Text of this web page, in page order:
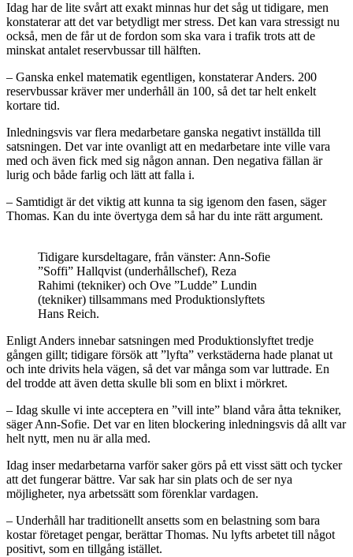
Idag har de lite svårt att exakt minnas hur det såg ut tidigare, men
konstaterar att det var betydligt mer stress. Det kan vara stressigt nu
också, men de får ut de fordon som ska vara i trafik trots att de
minskat antalet reservbussar till hälften.
– Ganska enkel matematik egentligen, konstaterar Anders. 200
reservbussar kräver mer underhåll än 100, så det tar helt enkelt
kortare tid.
Inledningsvis var flera medarbetare ganska negativt inställda till
satsningen. Det var inte ovanligt att en medarbetare inte ville vara
med och även fick med sig någon annan. Den negativa fällan är
lurig och både farlig och lätt att falla i.
– Samtidigt är det viktig att kunna ta sig igenom den fasen, säger
Thomas. Kan du inte övertyga dem så har du inte rätt argument.
Tidigare kursdeltagare, från vänster: Ann-Sofie
”Soffi” Hallqvist (underhållschef), Reza
Rahimi (tekniker) och Ove ”Ludde” Lundin
(tekniker) tillsammans med Produktionslyftets
Hans Reich.
Enligt Anders innebar satsningen med Produktionslyftet tredje
gången gillt; tidigare försök att ”lyfta” verkstäderna hade planat ut
och inte drivits hela vägen, så det var många som var luttrade. En
del trodde att även detta skulle bli som en blixt i mörkret.
– Idag skulle vi inte acceptera en ”vill inte” bland våra åtta tekniker,
säger Ann-Sofie. Det var en liten blockering inledningsvis då allt var
helt nytt, men nu är alla med.
Idag inser medarbetarna varför saker görs på ett visst sätt och tycker
att det fungerar bättre. Var sak har sin plats och de ser nya
möjligheter, nya arbetssätt som förenklar vardagen.
– Underhåll har traditionellt ansetts som en belastning som bara
kostar företaget pengar, berättar Thomas. Nu lyfts arbetet till något
positivt, som en tillgång istället.